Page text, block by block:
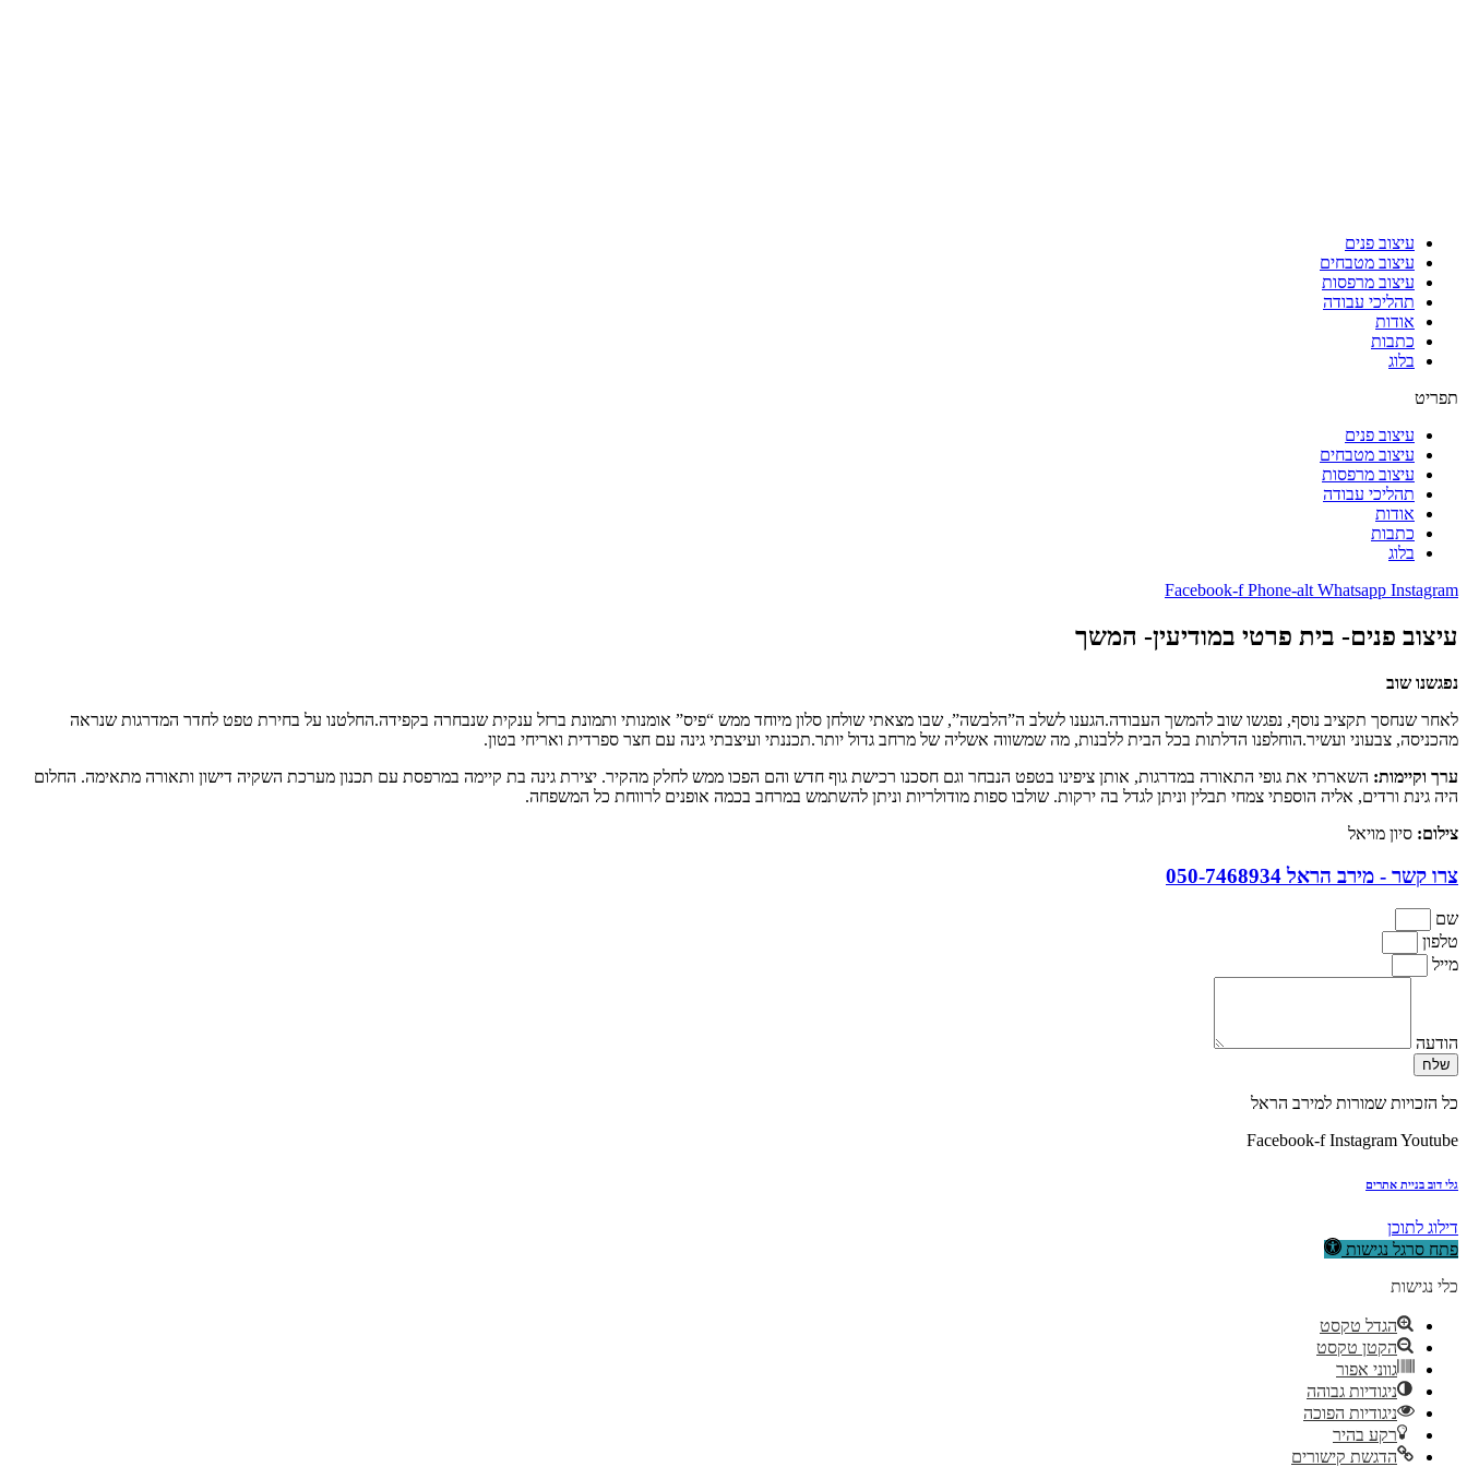
עיצוב פנים
עיצוב מטבחים
עיצוב מרפסות
תהליכי עבודה
אודות
כתבות
בלוג
תפריט
עיצוב פנים
עיצוב מטבחים
עיצוב מרפסות
תהליכי עבודה
אודות
כתבות
בלוג
Facebook-f Phone-alt Whatsapp Instagram
עיצוב פנים- בית פרטי במודיעין- המשך
נפגשנו שוב
לאחר שנחסך תקציב נוסף, נפגשו שוב להמשך העבודה.הגענו לשלב ה”הלבשה”, שבו מצאתי שולחן סלון מיוחד ממש “פיס” אומנותי ותמונת ברזל ענקית שנבחרה בקפידה.החלטנו על בחירת טפט לחדר המדרגות שנראה
מהכניסה, צבעוני ועשיר.הוחלפנו הדלתות בכל הבית ללבנות, מה שמשווה אשליה של מרחב גדול יותר.תכננתי ועיצבתי גינה עם חצר ספרדית ואריחי בטון.
ערך וקיימות: השארתי את גופי התאורה במדרגות, אותן ציפינו בטפט הנבחר וגם חסכנו רכישת גוף חדש והם הפכו ממש לחלק מהקיר. יצירת גינה בת קיימה במרפסת עם תכנון מערכת השקיה דישון ותאורה מתאימה. החלום
היה גינת ורדים, אליה הוספתי צמחי תבלין וניתן לגדל בה ירקות. שולבו ספות מודולריות וניתן להשתמש במרחב בכמה אופנים לרווחת כל המשפחה.
צילום: סיון מויאל
צרו קשר - מירב הראל 050-7468934
שם
טלפון
מייל
הודעה
שלח
כל הזכויות שמורות למירב הראל
Facebook-f InstagramYoutube
גלי דוב בניית אתרים
דילוג לתוכן
פתח סרגל נגישות
כלי נגישות
הגדל טקסט
הקטן טקסט
גווני אפור
ניגודיות גבוהה
ניגודיות הפוכה
רקע בהיר
הדגשת קישורים